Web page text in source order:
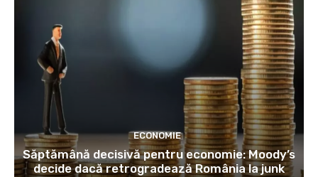
ECONOMIE
Săptămână decisivă pentru economie: Moody’s
decide dacă retrogradează România la junk